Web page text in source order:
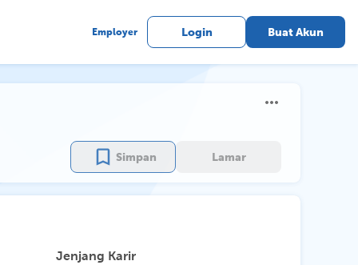
Employer Login Buat Akun
Simpan Lamar
Jenjang Karir